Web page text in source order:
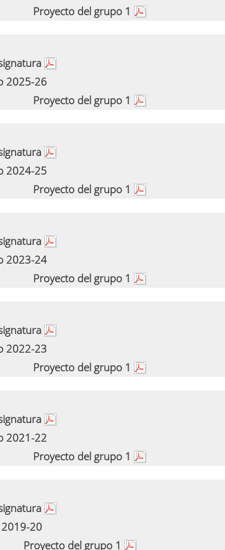
Proyecto del grupo 1
2025-26
Proyecto del grupo 1
2024-25
Proyecto del grupo 1
2023-24
Proyecto del grupo 1
2022-23
Proyecto del grupo 1
2021-22
Proyecto del grupo 1
2019-20
Proyecto del grupo 1